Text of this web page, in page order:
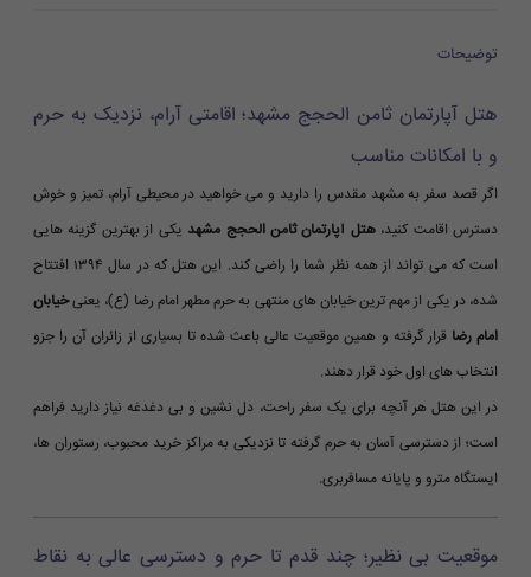
توضیحات
هتل آپارتمان ثامن الحجج مشهد؛ اقامتی آرام، نزدیک به حرم
و با امکانات مناسب
اگر قصد سفر به مشهد مقدس را دارید و می خواهید در محیطی آرام، تمیز و خوش
دسترس اقامت کنید،هتل آپارتمان ثامن الحجج مشهد یکی از بهترین گزینه هایی
است که می تواند از همه نظر شما را راضی کند. این هتل که در سال ۱۳۹۴ افتتاح
شده، در یکی از مهم ترین خیابان های منتهی به حرم مطهر امام رضا (ع)، یعنیخیابان
امام رضا قرار گرفته و همین موقعیت عالی باعث شده تا بسیاری از زائران آن را جزو
انتخاب های اول خود قرار دهند.
در این هتل هر آنچه برای یک سفر راحت، دل نشین و بی دغدغه نیاز دارید فراهم
است؛ از دسترسی آسان به حرم گرفته تا نزدیکی به مراکز خرید محبوب، رستوران ها،
ایستگاه مترو و پایانه مسافربری.
موقعیت بی نظیر؛ چند قدم تا حرم و دسترسی عالی به نقاط